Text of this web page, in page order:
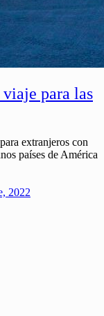
para las
extranjeros con
países de América
2022